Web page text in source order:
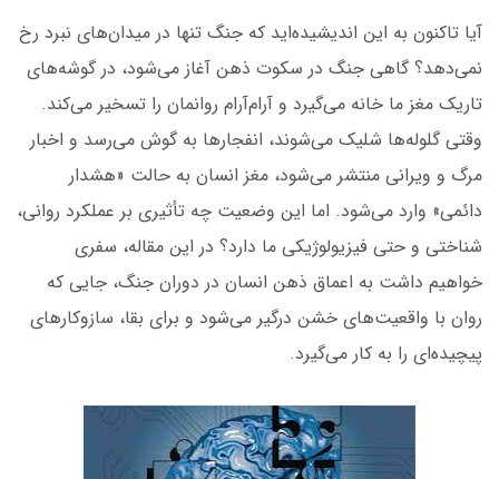
آیا تاکنون به این اندیشیده‌اید که جنگ تنها در میدان‌های نبرد رخ
نمی‌دهد؟ گاهی جنگ در سکوت ذهن آغاز می‌شود، در گوشه‌های
تاریک مغز ما خانه می‌گیرد و آرام‌آرام روانمان را تسخیر می‌کند.
وقتی گلوله‌ها شلیک می‌شوند، انفجارها به گوش می‌رسد و اخبار
مرگ و ویرانی منتشر می‌شود، مغز انسان به حالت «هشدار
دائمی» وارد می‌شود. اما این وضعیت چه تأثیری بر عملکرد روانی،
شناختی و حتی فیزیولوژیکی ما دارد؟ در این مقاله، سفری
خواهیم داشت به اعماق ذهن انسان در دوران جنگ، جایی که
روان با واقعیت‌های خشن درگیر می‌شود و برای بقا، سازوکارهای
پیچیده‌ای را به کار می‌گیرد.